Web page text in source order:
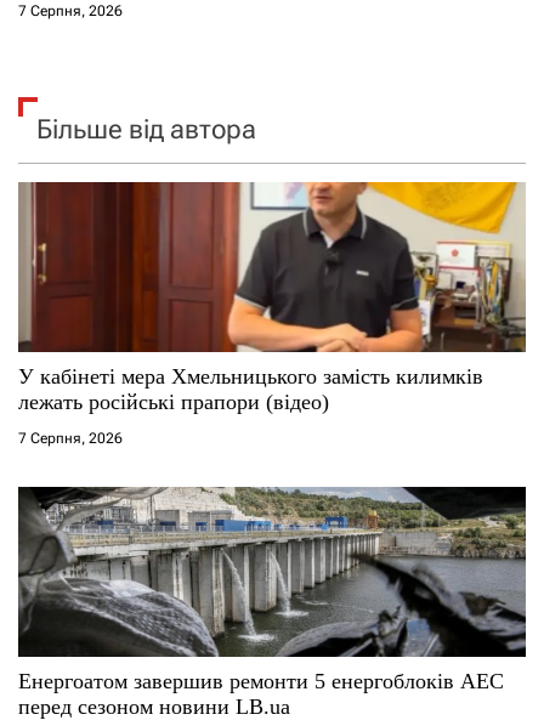
7 Серпня, 2026
Більше від автора
У кабінеті мера Хмельницького замість килимків
лежать російські прапори (відео)
7 Серпня, 2026
Енергоатом завершив ремонти 5 енергоблоків АЕС
перед сезоном новини LB.ua